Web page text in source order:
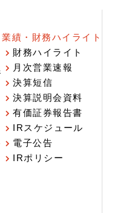
業績・財務ハイライト
財務ハイライト
月次営業速報
決算短信
決算説明会資料
有価証券報告書
IRスケジュール
電子公告
IRポリシー